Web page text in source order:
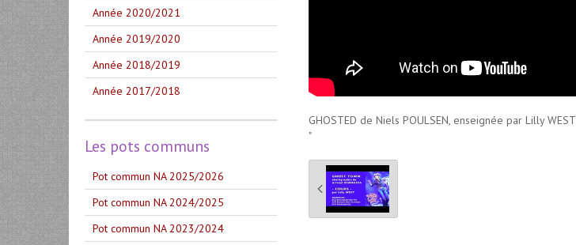
GHOSTED de Niels POULSEN, enseignée par Lilly WEST
"
Année 2020/2021
Année 2019/2020
Année 2018/2019
Année 2017/2018
Les pots communs
Pot commun NA 2025/2026
Pot commun NA 2024/2025
Pot commun NA 2023/2024